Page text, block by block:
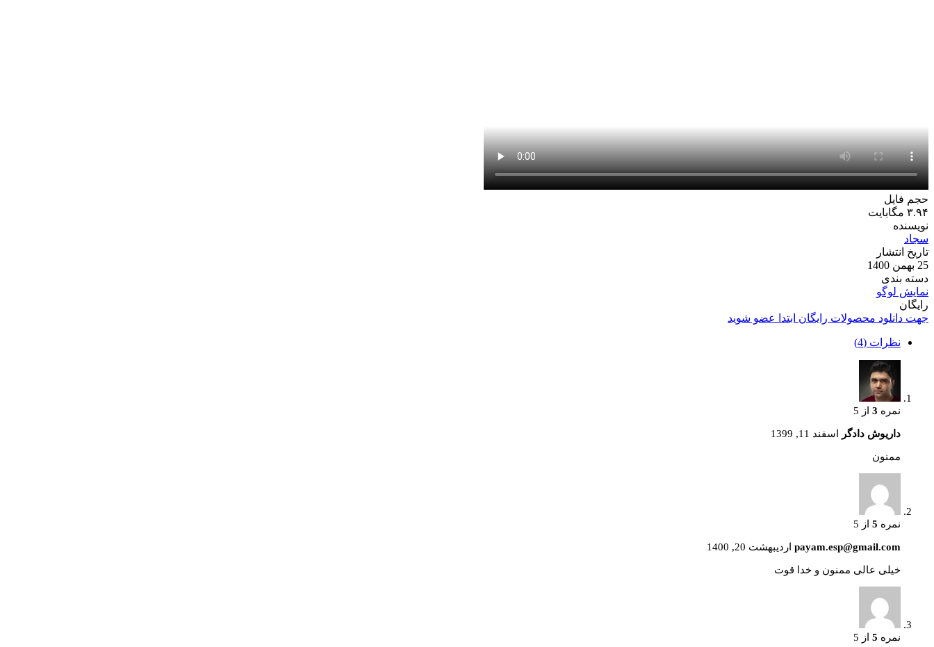
حجم فایل
۳.۹۴ مگابایت
نویسنده
سجاد
تاریخ انتشار
25 بهمن 1400
دسته بندی
نمایش لوگو
رایگان
جهت دانلود محصولات رایگان ابتدا عضو شوید
نظرات (4)
نمره 3 از 5
داریوش دادگر اسفند 11, 1399
ممنون
نمره 5 از 5
payam.esp@gmail.com اردیبهشت 20, 1400
خیلی عالی ممنون و خدا قوت
نمره 5 از 5